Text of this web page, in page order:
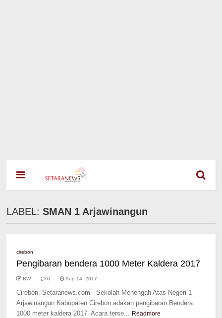
LABEL:SMAN 1 Arjawinangun
cirebon
Pengibaran bendera 1000 Meter Kaldera 2017
BW 0 Aug 14, 2017
Cirebon, Setaranews.com - Sekolah Menengah Atas Negeri 1
Arjawinangun Kabupaten Cirebon adakan pengibaran Bendera
1000 meter kaldera 2017. Acara terse... Readmore